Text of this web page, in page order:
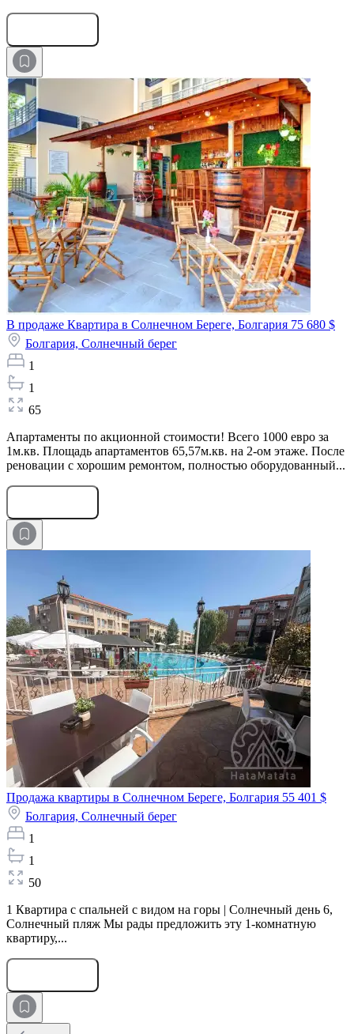
В продаже Квартира в Солнечном Береге, Болгария 75 680 $
Болгария, Солнечный берег
1
1
65
Апартаменты по акционной стоимости! Всего 1000 евро за
1м.кв. Площадь апартаментов 65,57м.кв. на 2-ом этаже. После
реновации с хорошим ремонтом, полностью оборудованный...
Продажа квартиры в Солнечном Береге, Болгария 55 401 $
Болгария, Солнечный берег
1
1
50
1 Квартира с спальней с видом на горы | Солнечный день 6,
Солнечный пляж Мы рады предложить эту 1-комнатную
квартиру,...